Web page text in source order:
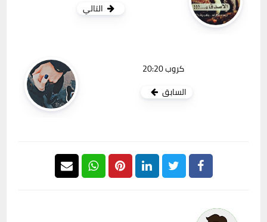
التالي
كروب 20:20
السابق